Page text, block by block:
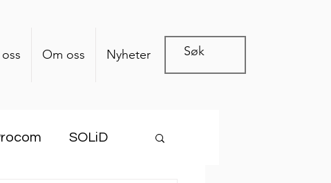
Om oss Nyheter
SOLiD